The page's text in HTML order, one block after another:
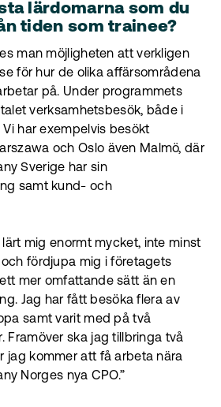
lärdomarna som du
tiden som trainee?
man möjligheten att verkligen
för hur de olika affärsområdena
på. Under programmets
verksamhetsbesök, både i
har exempelvis besökt
och Oslo även Malmö, där
Sverige har sin
samt kund- och
lärt mig enormt mycket, inte minst
fördjupa mig i företagets
mer omfattande sätt än en
Jag har fått besöka flera av
samt varit med på två
Framöver ska jag tillbringa två
jag kommer att få arbeta nära
Norges nya CPO.”